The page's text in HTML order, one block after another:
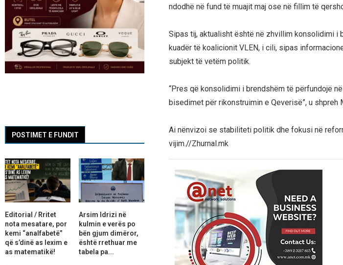
ndodhë në fund të muajit maj ose në fillim të
Sipas tij, aktualisht është në zhvillim konsolidimi i
kuadër të koalicionit VLEN, i cili, sipas
subjekt të vetëm politik.
“Pres që konsolidimi i brendshëm të përfundojë
bisedimet për rikonstruimin e Qeverisë”, u shpreh
Ai nënvizoi se stabiliteti politik dhe fokusi në
vijim.//Zhurnal.mk
POSTIMET E FUNDIT
Editorial / Rritet
nota mesatare, por
kemi “analfabetë”
që s’dinë as lexim e
as matematikë!
Arsim Idrizi në
kulmin e verës po
bën gjum dimëror,
është rrethuar me
tabela pa...